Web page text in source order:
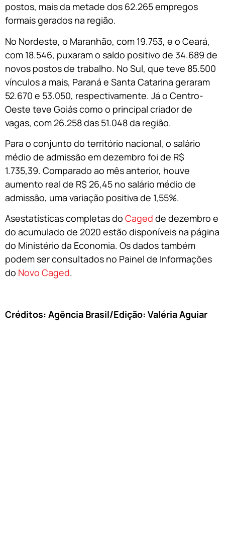
postos, mais da metade dos 62.265 empregos
formais gerados na região.
No Nordeste, o Maranhão, com 19.753, e o Ceará,
com 18.546, puxaram o saldo positivo de 34.689 de
novos postos de trabalho. No Sul, que teve 85.500
vínculos a mais, Paraná e Santa Catarina geraram
52.670 e 53.050, respectivamente. Já o Centro-
Oeste teve Goiás como o principal criador de
vagas, com 26.258 das 51.048 da região.
Para o conjunto do território nacional, o salário
médio de admissão em dezembro foi de R$
1.735,39. Comparado ao mês anterior, houve
aumento real de R$ 26,45 no salário médio de
admissão, uma variação positiva de 1,55%.
Asestatísticas completas do Caged de dezembro e
do acumulado de 2020 estão disponíveis na página
do Ministério da Economia. Os dados também
podem ser consultados no Painel de Informações
do Novo Caged.
Créditos: Agência Brasil/Edição: Valéria Aguiar